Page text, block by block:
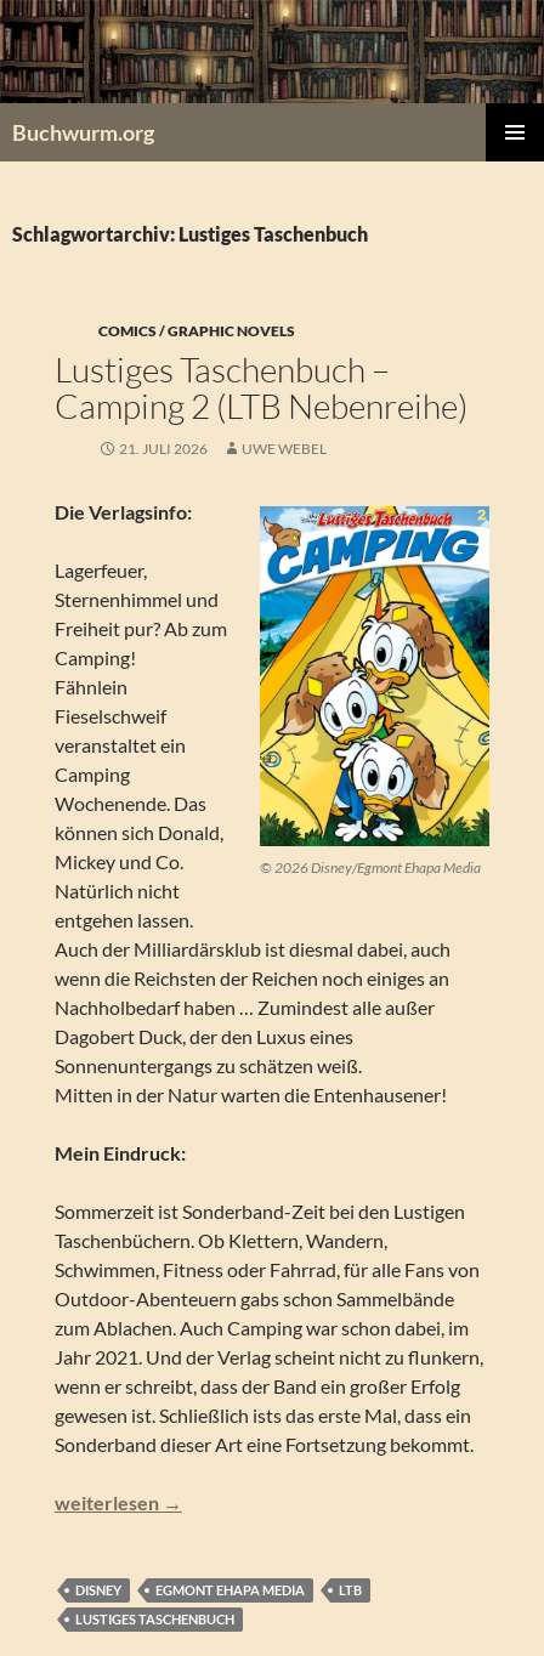
Zum
Inhalt
springen
Buchwurm.org
Schlagwortarchiv: Lustiges Taschenbuch
COMICS / GRAPHIC NOVELS
Lustiges Taschenbuch –
Camping 2 (LTB Nebenreihe)
21. JULI 2026 UWE WEBEL
© 2026 Disney/Egmont Ehapa Media
Die Verlagsinfo:
Lagerfeuer,
Sternenhimmel und
Freiheit pur? Ab zum
Camping!
Fähnlein
Fieselschweif
veranstaltet ein
Camping
Wochenende. Das
können sich Donald,
Mickey und Co.
Natürlich nicht
entgehen lassen.
Auch der Milliardärsklub ist diesmal dabei, auch
wenn die Reichsten der Reichen noch einiges an
Nachholbedarf haben … Zumindest alle außer
Dagobert Duck, der den Luxus eines
Sonnenuntergangs zu schätzen weiß.
Mitten in der Natur warten die Entenhausener!
Mein Eindruck:
Sommerzeit ist Sonderband-Zeit bei den Lustigen
Taschenbüchern. Ob Klettern, Wandern,
Schwimmen, Fitness oder Fahrrad, für alle Fans von
Outdoor-Abenteuern gabs schon Sammelbände
zum Ablachen. Auch Camping war schon dabei, im
Jahr 2021. Und der Verlag scheint nicht zu flunkern,
wenn er schreibt, dass der Band ein großer Erfolg
gewesen ist. Schließlich ists das erste Mal, dass ein
Sonderband dieser Art eine Fortsetzung bekommt.
Lustiges Taschenbuch – Camping 2 (LTB Nebenreihe)
weiterlesen →
DISNEY EGMONT EHAPA MEDIA
LTB
LUSTIGES TASCHENBUCH